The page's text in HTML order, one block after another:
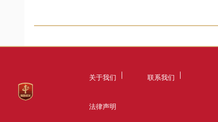
关于我们 联系我们
法律声明